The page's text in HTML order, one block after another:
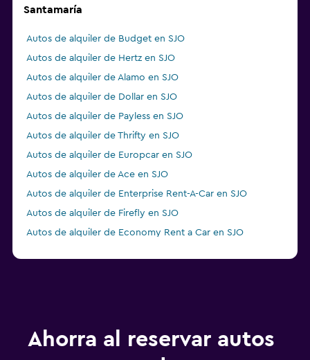
Santamaría
Autos de alquiler de Budget en SJO
Autos de alquiler de Hertz en SJO
Autos de alquiler de Alamo en SJO
Autos de alquiler de Dollar en SJO
Autos de alquiler de Payless en SJO
Autos de alquiler de Thrifty en SJO
Autos de alquiler de Europcar en SJO
Autos de alquiler de Ace en SJO
Autos de alquiler de Enterprise Rent-A-Car en SJO
Autos de alquiler de Firefly en SJO
Autos de alquiler de Economy Rent a Car en SJO
Ahorra al reservar autos